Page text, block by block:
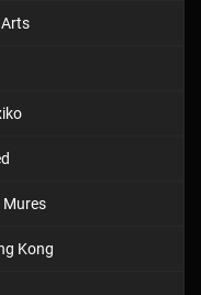
Mures
Kong